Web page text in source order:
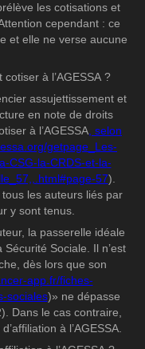
les cotisations et
cependant : ce
et elle ne verse aucune
à l’AGESSA ?
assujettissement et
en note de droits
à l’AGESSA , selon
getpage_Les-
CSG-la-CRDS-et-la-
57).
les auteurs liés par
y sont tenus.
la passerelle idéale
Sociale. Il n’est
dès lors que son
app.fr/fiches-
sociales)» ne dépasse
Dans le cas contraire,
à l’AGESSA.